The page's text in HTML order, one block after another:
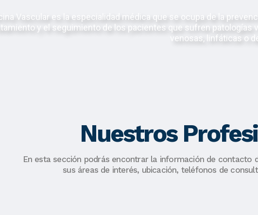
Vascular es la especialidad médica que se ocupa de la
y el seguimiento de los pacientes que sufren patologías
venosas, linfáticas o
Nuestros
En esta sección podrás encontrar la información de contacto
sus áreas de interés, ubicación, teléfonos de